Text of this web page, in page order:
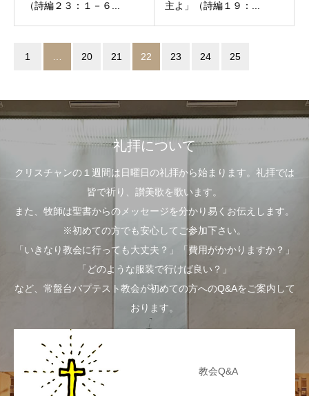
（詩編２３：１－６...
主よ」（詩編１９：...
1 20 21 22 23 24 25
礼拝について
クリスチャンの１週間は日曜日の礼拝から始まります。礼拝では
皆で祈り、讃美歌を歌います。
また、牧師は聖書からのメッセージを分かり易くお伝えします。
※初めての方でも安心してご参加下さい。
「いきなり教会に行っても大丈夫？」「費用がかかりますか？」
「どのような服装で行けば良い？」
など、常盤台バプテスト教会が初めての方へのQ&Aをご案内して
おります。
教会Q&A